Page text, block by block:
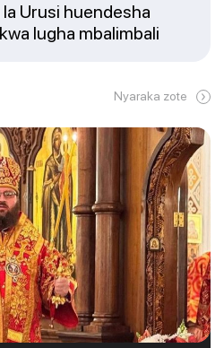
Urusi huendesha
lugha mbalimbali
Nyaraka zote